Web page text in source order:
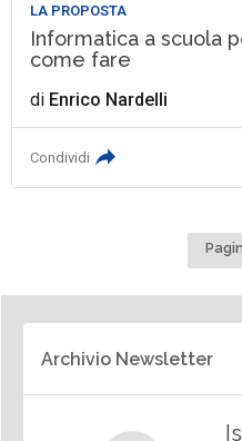
LA PROPOSTA
Informatica a scuola
come fare
di Enrico Nardelli
Condividi
Archivio Newsletter